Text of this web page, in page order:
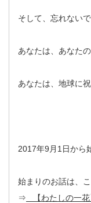
そして、忘れないで
あなたは、あなた
あなたは、地球に
2017年9月1日から
始まりのお話は、
⇒ 【わたしの一花